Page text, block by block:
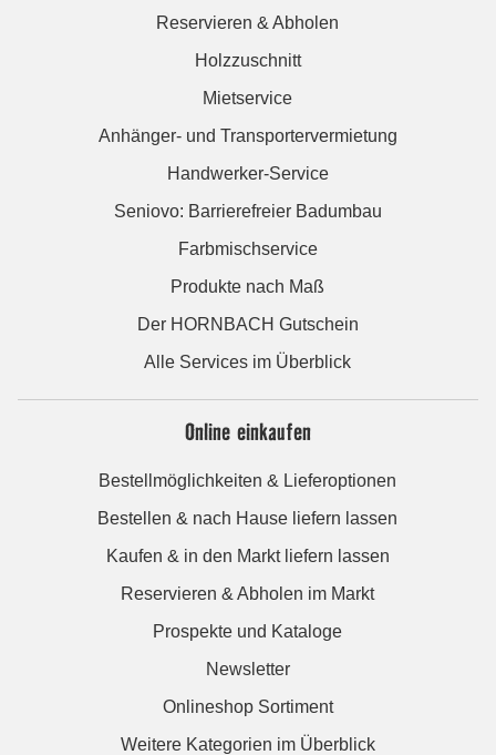
Reservieren & Abholen
Holzzuschnitt
Mietservice
Anhänger- und Transportervermietung
Handwerker-Service
Seniovo: Barrierefreier Badumbau
Farbmischservice
Produkte nach Maß
Der HORNBACH Gutschein
Alle Services im Überblick
Online einkaufen
Bestellmöglichkeiten & Lieferoptionen
Bestellen & nach Hause liefern lassen
Kaufen & in den Markt liefern lassen
Reservieren & Abholen im Markt
Prospekte und Kataloge
Newsletter
Onlineshop Sortiment
Weitere Kategorien im Überblick